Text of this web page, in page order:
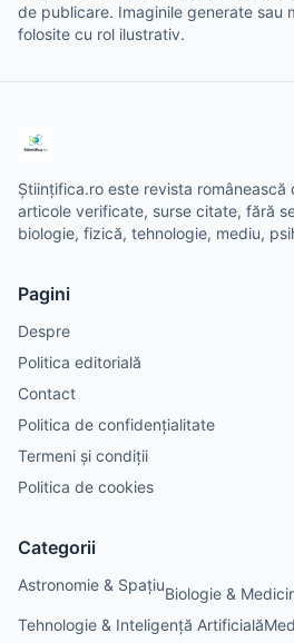
de publicare. Imaginile generate sau
folosite cu rol ilustrativ.
Științifica.ro este revista românească
articole verificate, surse citate, fără
biologie, fizică, tehnologie, mediu,
Pagini
Despre
Politica editorială
Contact
Politica de confidențialitate
Termeni și condiții
Politica de cookies
Categorii
Astronomie & SpațiuBiologie &
Tehnologie & Inteligență Artificială